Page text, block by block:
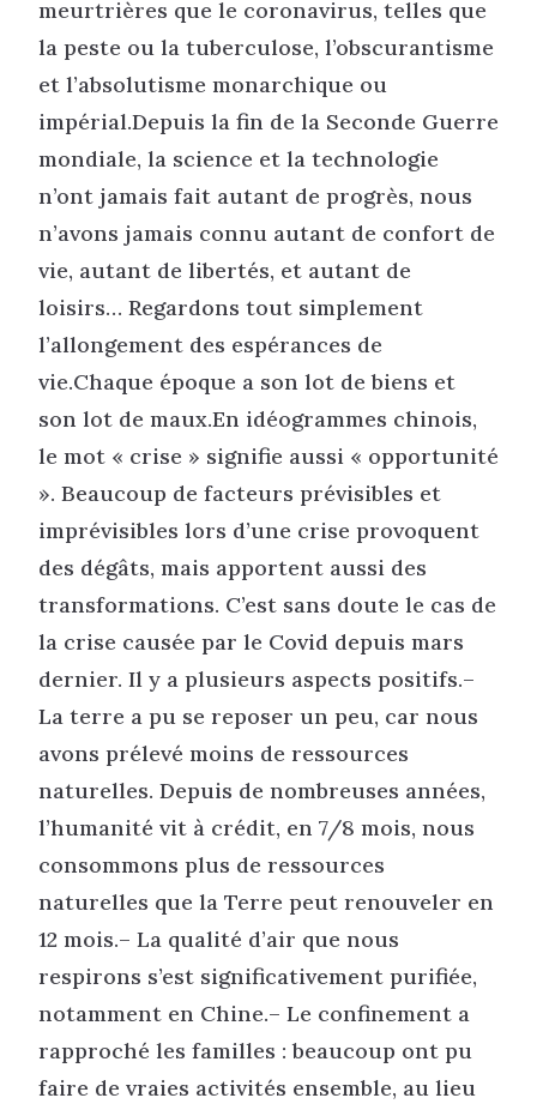
meurtrières que le coronavirus, telles que
la peste ou la tuberculose, l’obscurantisme
et l’absolutisme monarchique ou
impérial.Depuis la fin de la Seconde Guerre
mondiale, la science et la technologie
n’ont jamais fait autant de progrès, nous
n’avons jamais connu autant de confort de
vie, autant de libertés, et autant de
loisirs… Regardons tout simplement
l’allongement des espérances de
vie.Chaque époque a son lot de biens et
son lot de maux.En idéogrammes chinois,
le mot « crise » signifie aussi « opportunité
». Beaucoup de facteurs prévisibles et
imprévisibles lors d’une crise provoquent
des dégâts, mais apportent aussi des
transformations. C’est sans doute le cas de
la crise causée par le Covid depuis mars
dernier. Il y a plusieurs aspects positifs.–
La terre a pu se reposer un peu, car nous
avons prélevé moins de ressources
naturelles. Depuis de nombreuses années,
l’humanité vit à crédit, en 7/8 mois, nous
consommons plus de ressources
naturelles que la Terre peut renouveler en
12 mois.– La qualité d’air que nous
respirons s’est significativement purifiée,
notamment en Chine.– Le confinement a
rapproché les familles : beaucoup ont pu
faire de vraies activités ensemble, au lieu